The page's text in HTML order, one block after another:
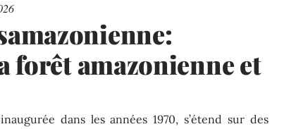
forêt amazonienne et
dans les années 1970, s’étend sur des